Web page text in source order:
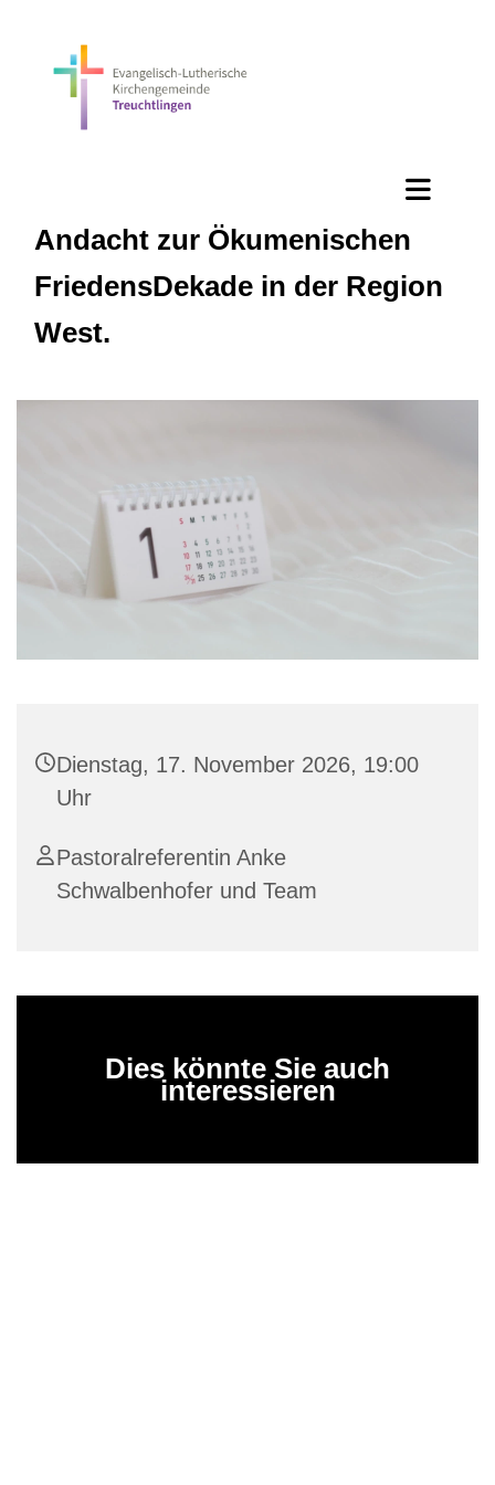
Andacht zur Ökumenischen
FriedensDekade in der Region
West.
Dienstag, 17. November 2026, 19:00
Uhr
Pastoralreferentin Anke
Schwalbenhofer und Team
Dies könnte Sie auch
interessieren